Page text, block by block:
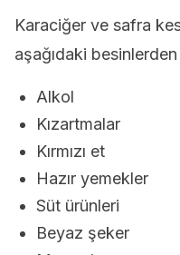
Karaciğer ve safra
aşağıdaki
Alkol
Kızartmalar
Kırmızı et
Hazır yemekler
Süt ürünleri
Beyaz şeker